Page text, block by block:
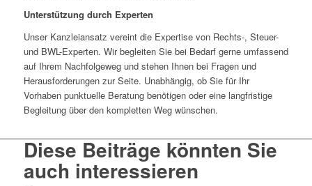
Unterstützung durch Experten
Unser Kanzleiansatz vereint die Expertise von Rechts-, Steuer-
und BWL-Experten. Wir begleiten Sie bei Bedarf gerne umfassend
auf Ihrem Nachfolgeweg und stehen Ihnen bei Fragen und
Herausforderungen zur Seite. Unabhängig, ob Sie für Ihr
Vorhaben punktuelle Beratung benötigen oder eine langfristige
Begleitung über den kompletten Weg wünschen.
Diese Beiträge könnten Sie
auch interessieren